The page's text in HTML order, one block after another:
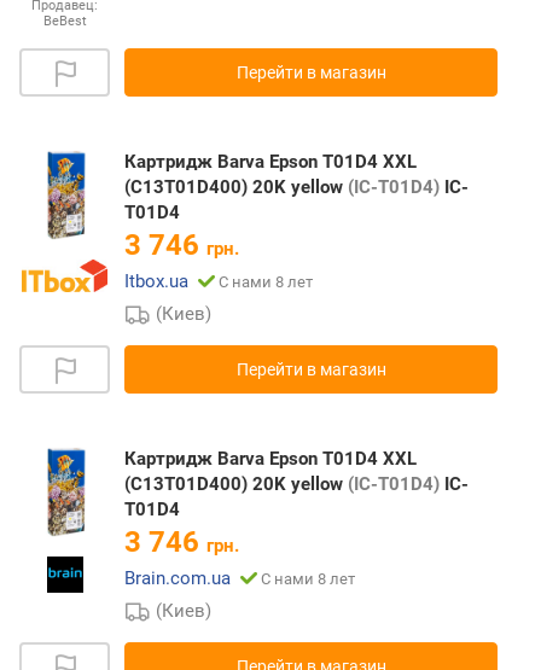
Продавец:
BeBest
Перейти в магазин
Картридж Barva Epson T01D4 XXL
(C13T01D400) 20K yellow (IC-T01D4) IC-
T01D4
3 746 грн.
Itbox.ua
С нами 8 лет
(Киев)
Перейти в магазин
Картридж Barva Epson T01D4 XXL
(C13T01D400) 20K yellow (IC-T01D4) IC-
T01D4
3 746 грн.
Brain.com.ua
С нами 8 лет
(Киев)
Перейти в магазин